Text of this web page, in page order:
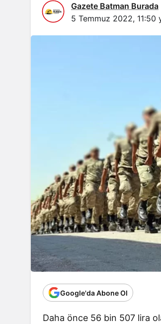
Gazete Batman Burada
5 Temmuz 2022, 11:50
Google'da Abone Ol
Daha önce 56 bin 507 lira